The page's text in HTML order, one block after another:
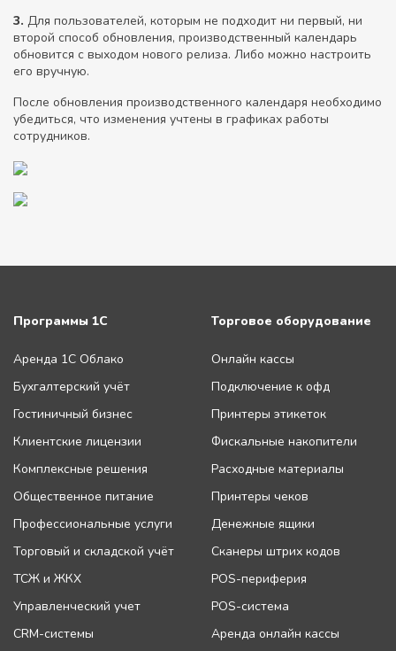
3. Для пользователей, которым не подходит ни первый, ни
второй способ обновления, производственный календарь
обновится с выходом нового релиза. Либо можно настроить
его вручную.
После обновления производственного календаря необходимо
убедиться, что изменения учтены в графиках работы
сотрудников.
Программы 1С
Аренда 1С Облако
Бухгалтерский учёт
Гостиничный бизнес
Клиентские лицензии
Комплексные решения
Общественное питание
Профессиональные услуги
Торговый и складской учёт
ТСЖ и ЖКХ
Управленческий учет
CRM-системы
Торговое оборудование
Онлайн кассы
Подключение к офд
Принтеры этикеток
Фискальные накопители
Расходные материалы
Принтеры чеков
Денежные ящики
Сканеры штрих кодов
POS-периферия
POS-система
Аренда онлайн кассы